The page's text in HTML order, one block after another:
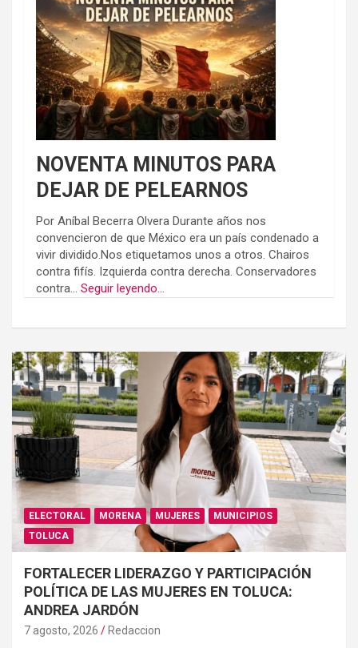
NOVENTA MINUTOS PARA
DEJAR DE PELEARNOS
Por Aníbal Becerra Olvera Durante años nos
convencieron de que México era un país condenado a
vivir dividido.Nos etiquetamos unos a otros. Chairos
contra fifís. Izquierda contra derecha. Conservadores
contra... Seguir leyendo...
ELECTORAL MORENA MUJERES
MUNICIPIOS
TOLUCA
FORTALECER LIDERAZGO Y PARTICIPACIÓN
POLÍTICA DE LAS MUJERES EN TOLUCA:
ANDREA JARDÓN
7 agosto, 2026 Redaccion